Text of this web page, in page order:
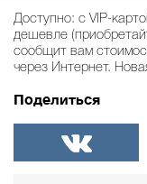
Доступно: с VIP-
дешевле
сообщит вам
через Интернет.
по городу (до 3 км)
245-77-55.
Поделиться